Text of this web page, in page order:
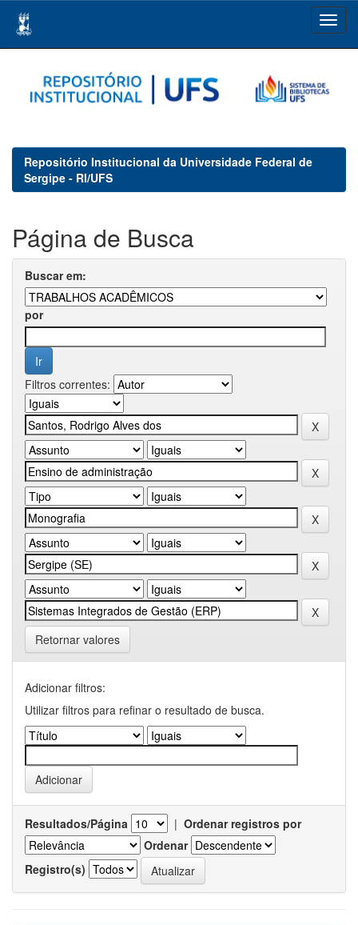
navigation
Repositório Institucional da Universidade Federal de
Sergipe - RI/UFS
Página de Busca
Buscar em:
por
Filtros correntes:
Retornar valores
Adicionar filtros:
Utilizar filtros para refinar o resultado de busca.
Resultados/Página | Ordenar registros por
Ordenar
Registro(s)